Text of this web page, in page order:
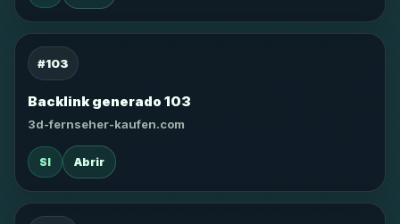
#103
Backlink generado 103
3d-fernseher-kaufen.com
SI Abrir